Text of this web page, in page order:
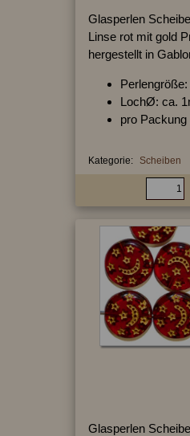
Glasperlen Scheibe
Linse rot mit gold
hergestellt in
LochØ: ca.
pro Packung
Kategorie: Scheiben
Glasperlen Scheibe